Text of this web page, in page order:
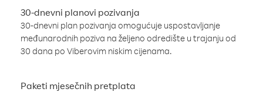
30-dnevni planovi pozivanja
30-dnevni plan pozivanja omogućuje uspostavljanje
međunarodnih poziva na željeno odredište u trajanju od
30 dana po Viberovim niskim cijenama.
Paketi mjesečnih pretplata